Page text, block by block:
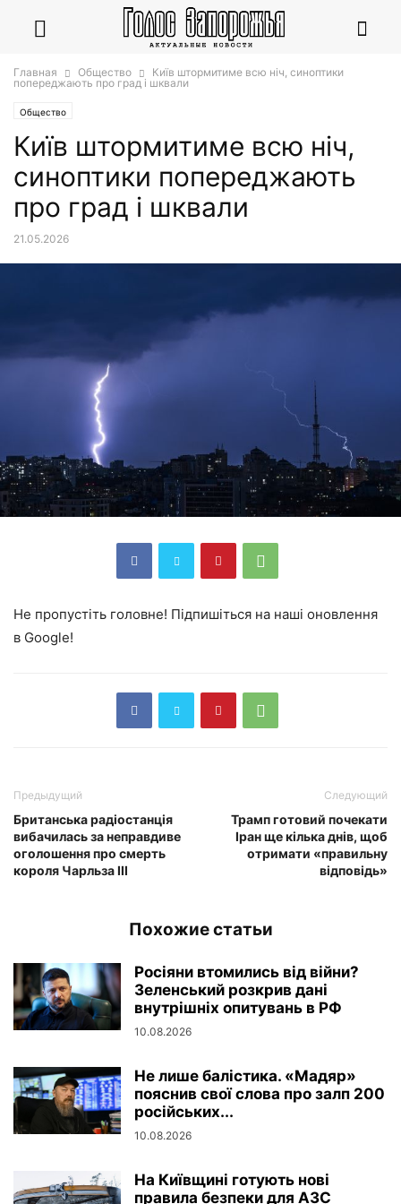
Главная Общество
Київ штормитиме всю ніч, синоптики
попереджають про град і шквали
Общество
Київ штормитиме всю ніч,
синоптики попереджають
про град і шквали
21.05.2026
Не пропустіть головне! Підпишіться на наші оновлення
в Google!
Предыдущий
Британська радіостанція
вибачилась за неправдиве
оголошення про смерть
короля Чарльза III
Следующий
Трамп готовий почекати
Іран ще кілька днів, щоб
отримати «правильну
відповідь»
Похожие статьи
Росіяни втомились від війни?
Зеленський розкрив дані
внутрішніх опитувань в РФ
10.08.2026
Не лише балістика. «Мадяр»
пояснив свої слова про залп 200
російських...
10.08.2026
На Київщині готують нові
правила безпеки для АЗС